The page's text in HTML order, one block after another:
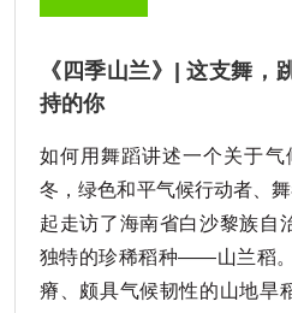
《四季山兰》| 这支舞，
持的你
如何用舞蹈讲述一个关于
冬，绿色和平气候行动者、
起走访了海南省白沙黎族自
独特的珍稀稻种——山兰稻
瘠、颇具气候韧性的山地旱